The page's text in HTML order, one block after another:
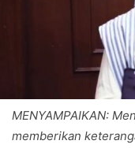
MENYAMPAIKAN:
memberikan